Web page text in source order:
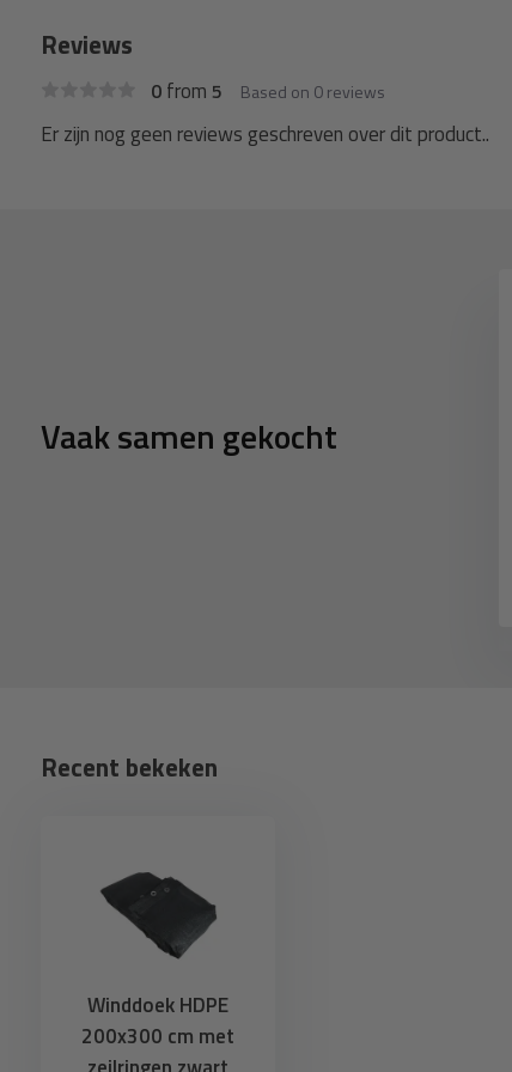
Reviews
0from 5 Based on 0 reviews
Er zijn nog geen reviews geschreven over dit product..
Vaak samen gekocht
Recent bekeken
Winddoek HDPE
200x300 cm met